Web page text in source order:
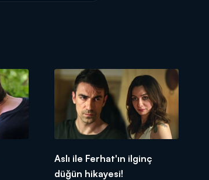
Aslı ile Ferhat'ın ilginç
düğün hikayesi!